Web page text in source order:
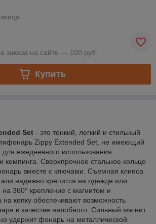
заказа на сайте — 100 руб.
Купить
Set - это тонкий, легкий и стильный
Zippy Extended Set, не имеющий
ежедневного использования,
кемпинга. Сверхпрочное стальное кольцо
вместе с ключами. Съемная клипса
надежно крепится на одежде или
360° крепление с магнитом и
на кепку обеспечивают возможность
в качестве налобного. Сильный магнит
удержит фонарь на металлической